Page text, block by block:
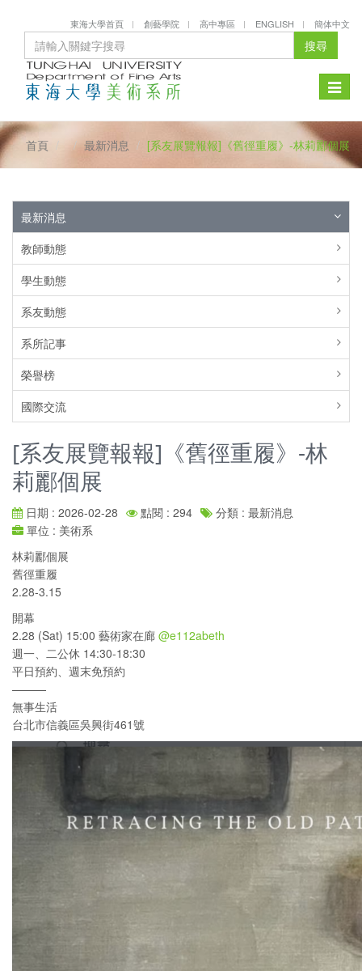
東海大學首頁 創藝學院 高中專區 ENGLISH 簡体中文
搜尋
Toggle
首頁 最新消息 [系友展覽報報]《舊徑重履》-林莉酈個展
最新消息
教師動態
學生動態
系友動態
系所記事
榮譽榜
國際交流
[系友展覽報報]《舊徑重履》-林
莉酈個展
日期 : 2026-02-28 點閱 : 294
分類 : 最新消息
單位 : 美術系
林莉酈個展
舊徑重履
2.28-3.15
開幕
2.28 (Sat) 15:00 藝術家在廊 @e112abeth
週一、二公休 14:30-18:30
平日預約、週末免預約
———
無事生活
台北市信義區吳興街461號